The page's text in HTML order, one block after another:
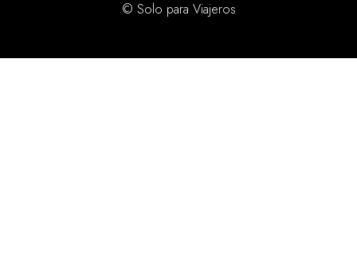
© Solo para Viajeros